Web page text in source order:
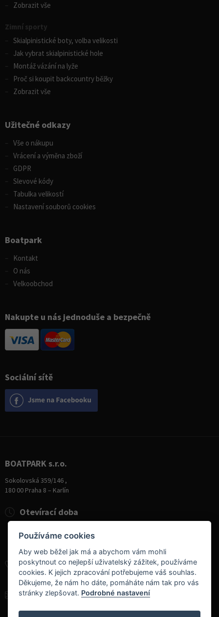
Sociální sítě
Zobrazit vše
Zimní sporty
Skialpinistické boty, volba velikosti
Jak vybrat skialpinistické hole
Montáž vázání na lyže
Proč si koupit backcountry běžky
Zobrazit vše
Užitečné odkazy
Vše o nákupu
Vrácení a výměna zboží
GDPR
Slevové kódy
Tabulka velikostí
Nastavení souborů cookies
Boatpark
Kontakt
O nás
Velkoobchod
Nakupte u nás jednoduše a bezpečně
BOATPARK s.r.o.
Sokolovská 359/146 ,
180 00 Praha 8 – Karlín
+420 284 826 787
+420 604 728 042
info@boatpark.cz
Otevírací doba
Úterý - Pátek
10:00 - 19:00
Sobota
9:00 - 14:00
Používáme cookies
Aby web běžel jak má a abychom vám mohli
poskytnout co nejlepší uživatelský zážitek, používáme
cookies. K jejich zpracování potřebujeme váš souhlas.
Děkujeme, že nám ho dáte, pomáháte nám tak pro vás
stránky zlepšovat. Podrobné nastavení